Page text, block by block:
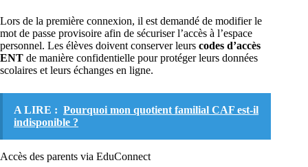
Lors de la première connexion, il est demandé de modifier le
mot de passe provisoire afin de sécuriser l’accès à l’espace
personnel. Les élèves doivent conserver leurs codes d’accès
ENT de manière confidentielle pour protéger leurs données
scolaires et leurs échanges en ligne.
A LIRE : Pourquoi mon quotient familial CAF est-il
indisponible ?
Accès des parents via EduConnect